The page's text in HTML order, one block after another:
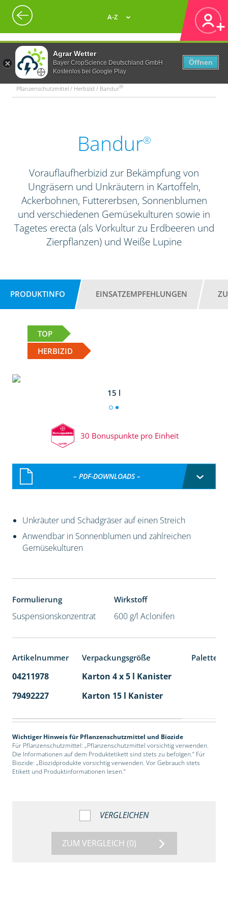
Agrar Wetter
Bayer CropScience Deutschland GmbH
Kostenlos bei Google Play
Öffnen
A-Z
Pflanzenschutzmittel / Herbizid / Bandur®
Bandur®
Vorauflaufherbizid zur Bekämpfung von
Ungräsern und Unkräutern in Kartoffeln,
Ackerbohnen, Futtererbsen, Sonnenblumen
und verschiedenen Gemüsekulturen sowie in
Tagetes erecta (als Vorkultur zu Erdbeeren und
Zierpflanzen) und Weiße Lupine
PRODUKTINFO EINSATZEMPFEHLUNGEN
TOP
HERBIZID
15 l
30 Bonuspunkte pro Einheit
– PDF-DOWNLOADS –
Unkräuter und Schadgräser auf einen Streich
Anwendbar in Sonnenblumen und zahlreichen
Gemüsekulturen
Formulierung
Suspensionskonzentrat
Wirkstoff
600 g/l Aclonifen
Artikelnummer Verpackungsgröße
04211978 Karton 4 x 5 l Kanister
79492227
Karton 15 l Kanister
Wichtiger Hinweis für Pflanzenschutzmittel und Biozide
Für Pflanzenschutzmittel: „Pflanzenschutzmittel vorsichtig verwenden.
Die Informationen auf dem Produktetikett sind stets zu befolgen.“ Für
Biozide: „Biozidprodukte vorsichtig verwenden. Vor Gebrauch stets
Etikett und Produktinformationen lesen.“
VERGLEICHEN
ZUM VERGLEICH (0)